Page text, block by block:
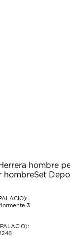
hombre
hombreSet
3